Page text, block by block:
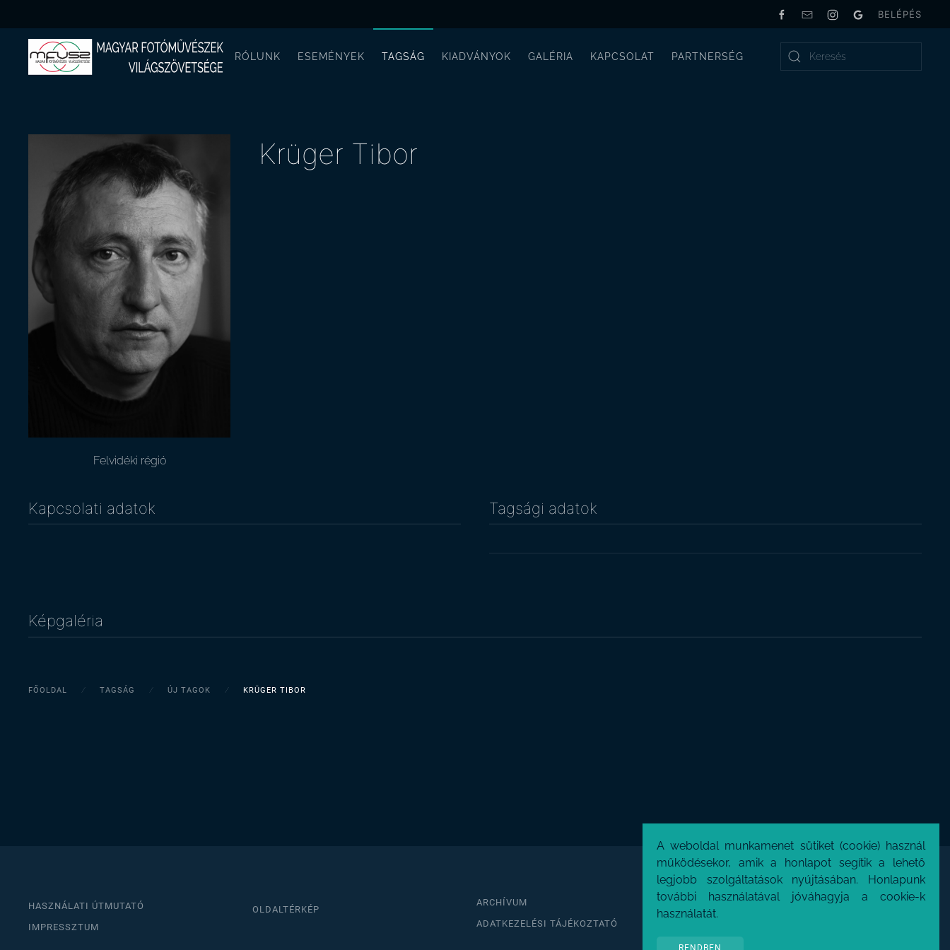
BELÉPÉS
RÓLUNK ESEMÉNYEK TAGSÁG KIADVÁNYOK GALÉRIA KAPCSOLAT
PARTNERSÉG
Felvidéki régió
Krüger Tibor
Kapcsolati adatok Tagsági adatok
Képgaléria
FŐOLDAL TAGSÁG ÚJ TAGOK KRÜGER TIBOR
HASZNÁLATI ÚTMUTATÓ
IMPRESSZTUM
OLDALTÉRKÉP
ARCHÍVUM
ADATKEZELÉSI TÁJÉKOZTATÓ
A weboldal munkamenet sütiket (cookie) használ
működésekor, amik a honlapot segítik a lehető
legjobb szolgáltatások nyújtásában. Honlapunk
további használatával jóváhagyja a cookie-k
használatát.
RENDBEN